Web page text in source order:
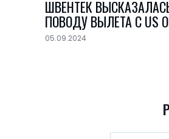
ШВЕНТЕК
ПОВОДУ ВЫЛЕТА С US
05.09.2024